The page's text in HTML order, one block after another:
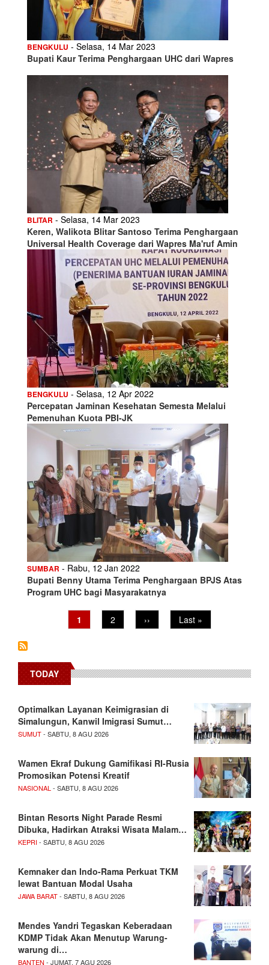
BENGKULU - Selasa, 14 Mar 2023
Bupati Kaur Terima Penghargaan UHC dari Wapres
BLITAR - Selasa, 14 Mar 2023
Keren, Walikota Blitar Santoso Terima Penghargaan
Universal Health Coverage dari Wapres Ma'ruf Amin
BENGKULU - Selasa, 12 Apr 2022
Percepatan Jaminan Kesehatan Semesta Melalui
Pemenuhan Kuota PBI-JK
SUMBAR - Rabu, 12 Jan 2022
Bupati Benny Utama Terima Penghargaan BPJS Atas
Program UHC bagi Masyarakatnya
Current
page
1 Page
2
Next
page
››
Last
page
Last »
TODAY
Optimalkan Layanan Keimigrasian di
Simalungun, Kanwil Imigrasi Sumut…
SUMUT- SABTU, 8 AGU 2026
Wamen Ekraf Dukung Gamifikasi RI-Rusia
Promosikan Potensi Kreatif
NASIONAL - SABTU, 8 AGU 2026
Bintan Resorts Night Parade Resmi
Dibuka, Hadirkan Atraksi Wisata Malam…
KEPRI- SABTU, 8 AGU 2026
Kemnaker dan Indo-Rama Perkuat TKM
lewat Bantuan Modal Usaha
JAWA BARAT- SABTU, 8 AGU 2026
Mendes Yandri Tegaskan Keberadaan
KDMP Tidak Akan Menutup Warung-
warung di…
BANTEN - JUMAT, 7 AGU 2026